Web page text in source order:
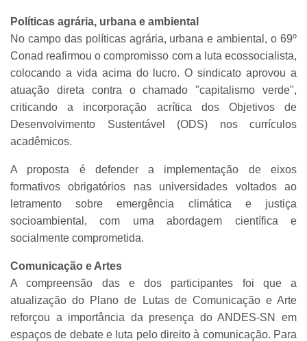
Políticas agrária, urbana e ambiental
No campo das políticas agrária, urbana e ambiental, o 69º
Conad reafirmou o compromisso com a luta ecossocialista,
colocando a vida acima do lucro. O sindicato aprovou a
atuação direta contra o chamado "capitalismo verde",
criticando a incorporação acrítica dos Objetivos de
Desenvolvimento Sustentável (ODS) nos currículos
acadêmicos.
A proposta é defender a implementação de eixos
formativos obrigatórios nas universidades voltados ao
letramento sobre emergência climática e justiça
socioambiental, com uma abordagem científica e
socialmente comprometida.
Comunicação e Artes
A compreensão das e dos participantes foi que a
atualização do Plano de Lutas de Comunicação e Arte
reforçou a importância da presença do ANDES-SN em
espaços de debate e luta pelo direito à comunicação. Para